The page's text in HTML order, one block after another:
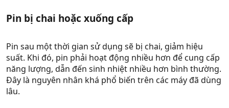
Pin bị chai hoặc xuống cấp​
Pin sau một thời gian sử dụng sẽ bị chai, giảm hiệu
suất. Khi đó, pin phải hoạt động nhiều hơn để cung cấp
năng lượng, dẫn đến sinh nhiệt nhiều hơn bình thường.
Đây là nguyên nhân khá phổ biến trên các máy đã dùng
lâu.